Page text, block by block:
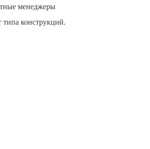
менеджеры
типа конструкций.